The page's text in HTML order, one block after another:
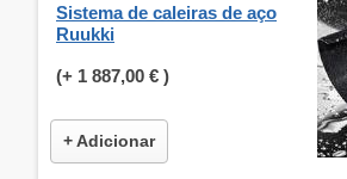
Sistema de caleiras de aço
Ruukki
(+ 1 887,00 € )
+ Adicionar